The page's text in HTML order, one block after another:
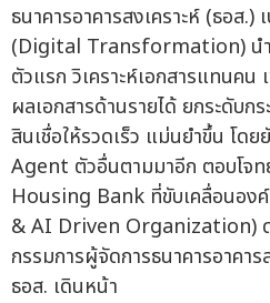
ธนาคารอาคารสงเคราะห์ (ธอส
(Digital Transformation) น
ตัวแรก วิเคราะห์เอกสารแทนคน
ผลเอกสารด้านรายได้ ยกระดับ
สินเชื่อให้รวดเร็ว แม่นยำขึ้น โ
Agent ตัวอื่นตามมาอีก ตอบโจ
Housing Bank ที่ขับเคลื่อนอง
& AI Driven Organization)
กรรมการผู้จัดการธนาคารอาคาร
ธอส. เดินหน้า